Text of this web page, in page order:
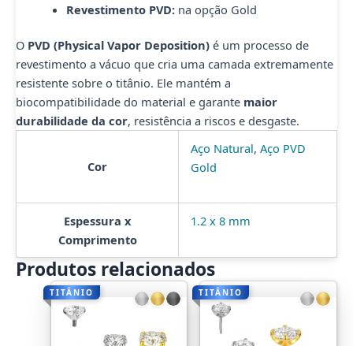
Revestimento PVD:na opção Gold
O PVD (Physical Vapor Deposition) é um processo de
revestimento a vácuo que cria uma camada extremamente
resistente sobre o titânio. Ele mantém a
biocompatibilidade do material e garante maior
durabilidade da cor, resistência a riscos e desgaste.
Cor
Aço Natural, Aço PVD
Gold
Espessura x
Comprimento
1.2 x 8 mm
Produtos relacionados
TITÂNIO TITÂNIO